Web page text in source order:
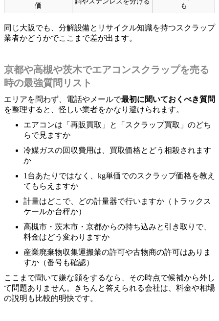
価
も
同じ大阪でも、分解設備とリサイクル知識を持つスクラップ
業者かどうかでここまで差が出ます。
京都や高槻や茨木でエアコンスクラップを売る
時の最強質問リスト
エリアを問わず、電話やメールで最初に聞いておくべき質問
を整理すると、怪しい業者をかなり避けられます。
エアコンは「再販買取」と「スクラップ買取」のどち
らで見ますか
冷媒ガスの回収費用は、買取価格とどう相殺されます
か
1台あたりではなく、kg単価でのスクラップ価格を教え
てもらえますか
計量はどこで、どの計量器で行いますか（トラックス
ケールか台秤か）
高槻市・茨木市・京都からの持ち込みと引き取りで、
料金はどう変わりますか
産業廃棄物収集運搬業の許可や古物商の許可はありま
すか（番号も確認）
ここまで聞いて嫌な顔をするなら、その時点で候補から外し
て問題ありません。きちんと答えられる会社は、料金や相場
の説明も比較的明快です。